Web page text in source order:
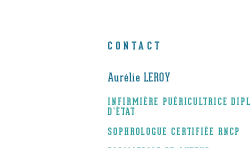
CONTACT
Aurélie LEROY
INFIRMIÈRE PUÉRICULTRICE
D’ÉTAT
SOPHROLOGUE CERTIFIÉE RNCP